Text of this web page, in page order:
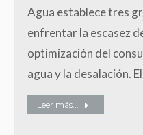
Agua establece tres
enfrentar la escasez
optimización del
agua y la desalación.
Leer más...